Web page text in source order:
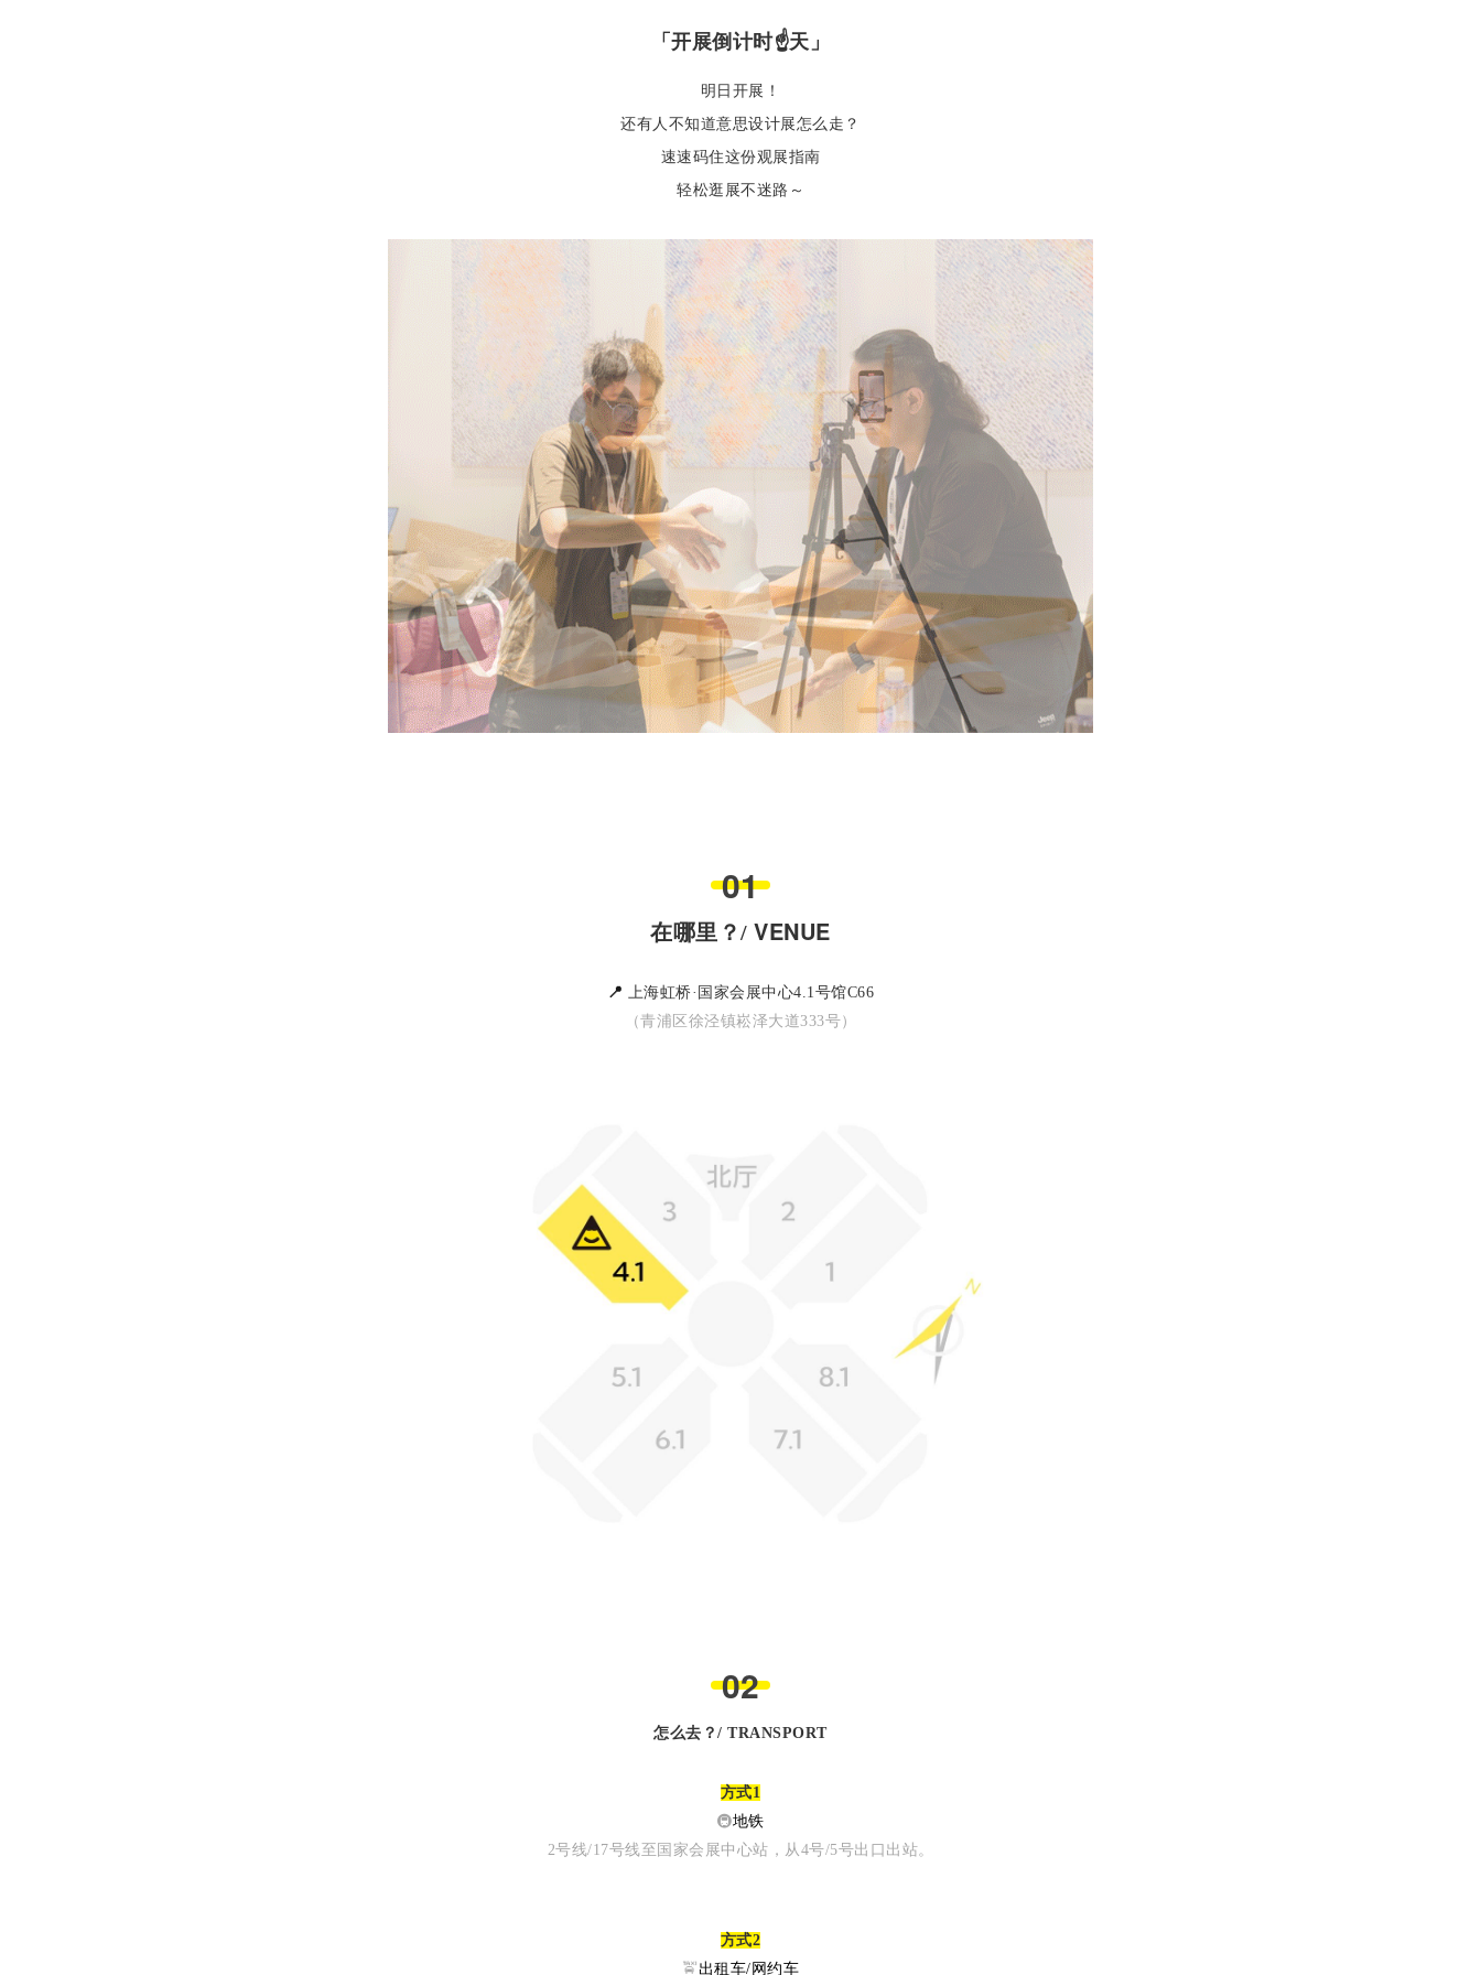
「开展倒计时☝️天 」
明日开展！
还有人不知道意思设计展怎么走？
速速码住这份观展指南
轻松逛展不迷路～
01
在哪里？/VENUE
📍 上海虹桥·国家会展中心4.1号馆C66
（青浦区徐泾镇崧泽大道333号）
02
怎么去？/ TRANSPORT
方式1
🚇地铁
2号线/17号线至国家会展中心站，从4号/5号出口出站。
方式2
🚖出租车/网约车